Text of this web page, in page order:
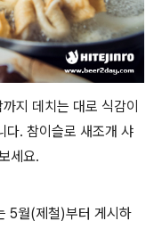
지 데치는 대로 식감이
다. 참이슬로 새조개 샤
세요.
5월(제철)부터 게시하